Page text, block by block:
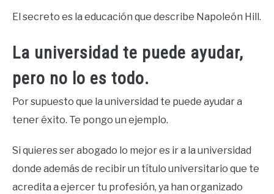
El secreto es la educación que describe Napoleón Hill.
La universidad te puede ayudar,
pero no lo es todo.
Por supuesto que la universidad te puede ayudar a
tener éxito. Te pongo un ejemplo.
Si quieres ser abogado lo mejor es ir a la universidad
donde además de recibir un título universitario que te
acredita a ejercer tu profesión, ya han organizado